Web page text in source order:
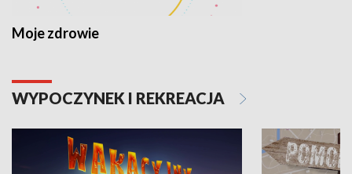
Moje zdrowie
WYPOCZYNEK I REKREACJA